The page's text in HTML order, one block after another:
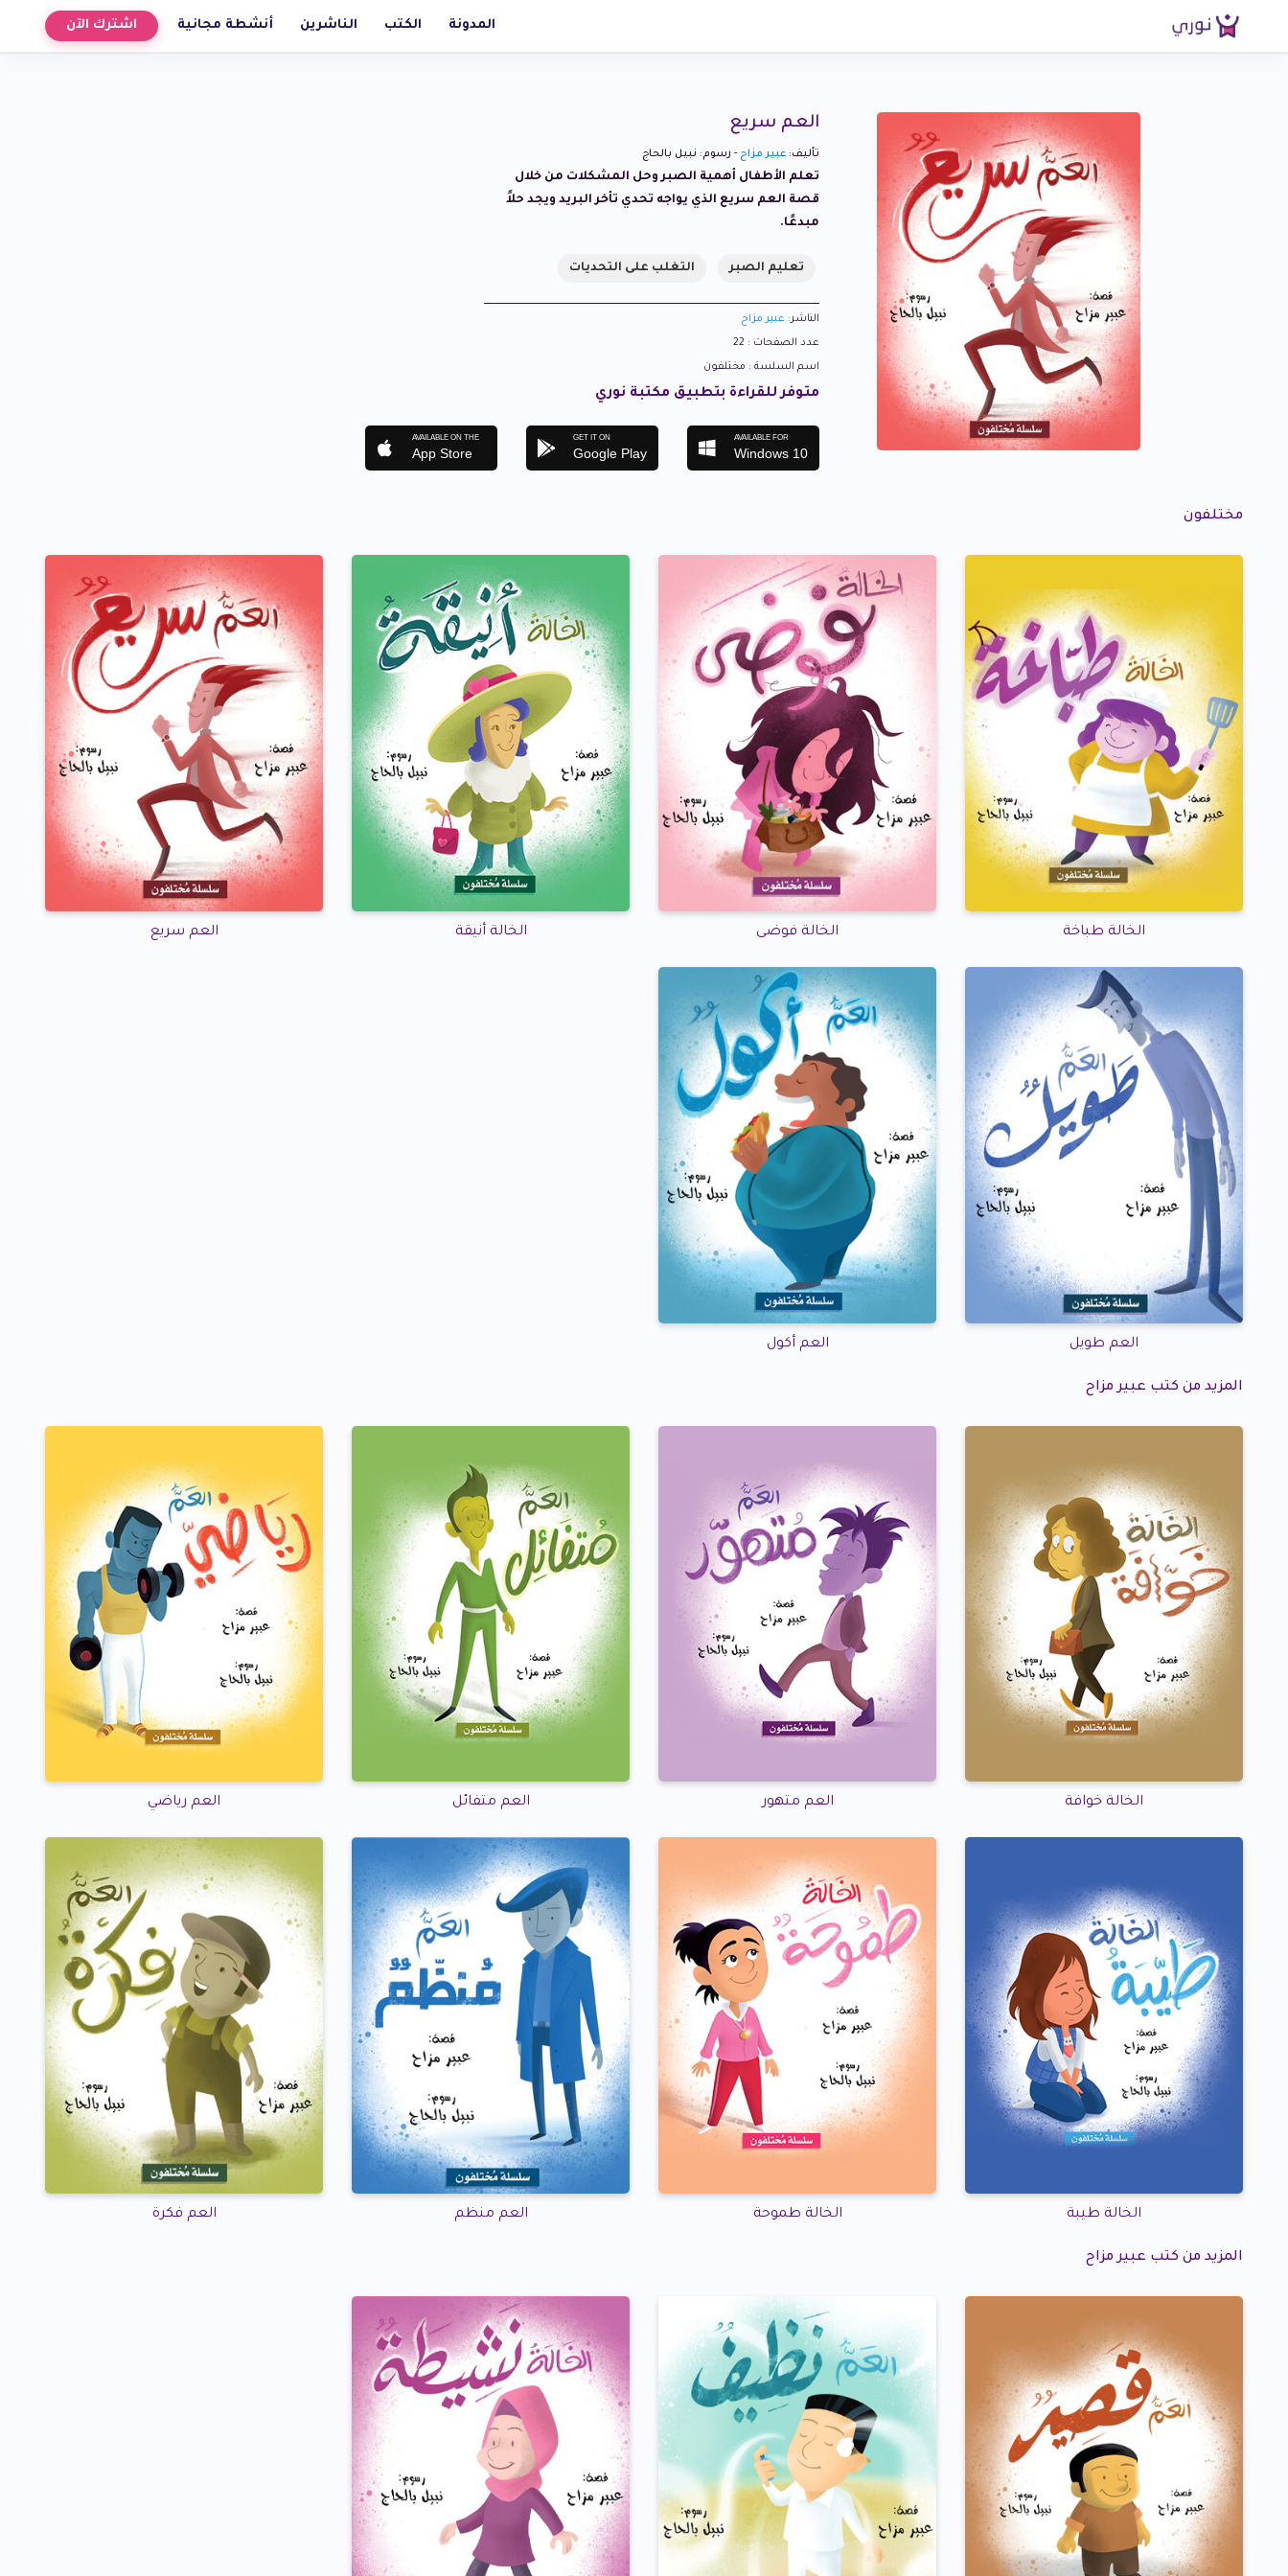
المدونة الكتب الناشرين أنشطة مجانية اشترك الآن
العم سريع
تأليف: عبير مزاح - رسوم: نبيل بالحاج
تعلم الأطفال أهمية الصبر وحل المشكلات من خلال
قصة العم سريع الذي يواجه تحدي تأخر البريد ويجد حلاً
مبدعًا.
تعليم الصبر التغلب على التحديات
الناشر: عبير مزاح
عدد الصفحات : 22
اسم السلسة : مختلفون
متوفر للقراءة بتطبيق مكتبة نوري
AVAILABLE ON THE
App Store
GET IT ON
Google Play
AVAILABLE FOR
Windows 10
مختلفون
الخالة طباخة الخالة فوضى الخالة أنيقة العم سريع
العم طويل العم أكول
المزيد من كتب عبير مزاح
الخالة خوافة العم متهور العم متفائل العم رياضي
الخالة طيبة الخالة طموحة العم منظم العم فكرة
المزيد من كتب عبير مزاح